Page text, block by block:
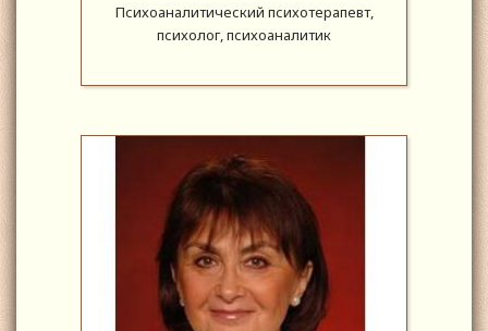
Психоаналитический психотерапевт,
психолог, психоаналитик